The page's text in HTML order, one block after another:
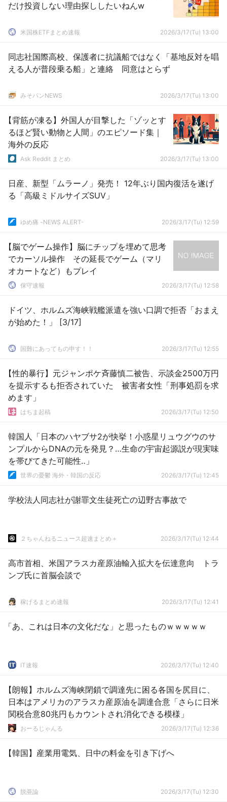
だけ投資しない理由探ししたいねんw
米国株ETFまとめ速報 2026/3/17(Tu) 13:00
同志社国際高校、保護者に抗議船ではなく「基地反対を唱
える人が普段乗る船」と連絡 同意はとらず
みそパンNEWS 2026/3/17(Tu) 13:00
【背筋が凍る】外国人が目撃した「ゾッとす
るほど賢い動物と人間」のエピソード集｜
海外の反応
Ask Reddit まとめ 2026/3/17(Tu) 13:00
日産、新型「ムラーノ」発売！ 12年ぶり国内復活を遂げ
る「高級ミドルサイズSUV」
ゆめ痛 -NEWS ALERT- 2026/3/17(Tu) 12:59
【脳でゲーム操作】脳にチップを埋めて思考
でカーソル操作 その延長でゲーム（マリ
オカートなど）もプレイ
保守速報 2026/3/17(Tu) 12:58
ドイツ、ホルムズ海峡戦艦派遣を強い口調で拒否「おまえ
が始めた！」 [3/17]
国難にあってもの申す！！ 2026/3/17(Tu) 12:55
【性的暴行】元ジャンポケ斉藤慎二被告、示談金2500万円
を提示するも拒否されていた 被害者女性「刑事処罰を求
めます」
はちま起稿 2026/3/17(Tu) 12:50
韓国人「日本のハヤブサ2が快挙！小惑星リュウグウのサ
ンプルからDNAの元を発見？…生命の宇宙起源説が現実味
を帯びてきた可能性‥」
世界の憂鬱 海外・韓国の反応 2026/3/17(Tu) 12:45
学校法人同志社が謝罪文生徒死亡の辺野古事故で
２ちゃんねるニュース超速まとめ＋ 2026/3/17(Tu) 12:44
高市首相、米国アラスカ産原油輸入拡大を伝達意向 トラ
ンプ氏に首脳会談で
稼げるまとめ速報 2026/3/17(Tu) 12:41
「あ、これは日本の文化だな」と思ったものｗｗｗｗｗ
IT速報 2026/3/17(Tu) 12:40
【朗報】ホルムズ海峡閉鎖で調達先に困る各国を尻目に、
日本はアメリカのアラスカ産原油を調達合意「さらに日米
関税合意80兆円もカウントされ消化できる模様」
おーるじゃんる 2026/3/17(Tu) 12:36
【韓国】産業用電気、日中の料金を引き下げへ
脱亜論 2026/3/17(Tu) 12:30